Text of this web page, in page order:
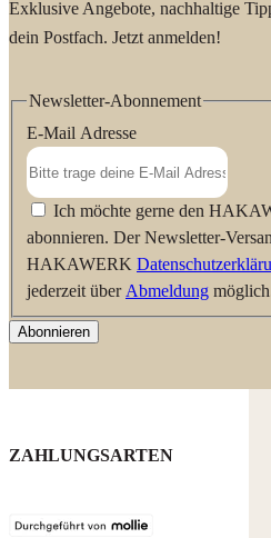
Exklusive Angebote, nachhaltige
dein Postfach. Jetzt anmelden!
Newsletter-Abonnement
E-Mail Adresse
Ich möchte gerne den
abonnieren. Der Newsletter-
HAKAWERK
jederzeit über Abmeldung
Abonnieren
ZAHLUNGSARTEN